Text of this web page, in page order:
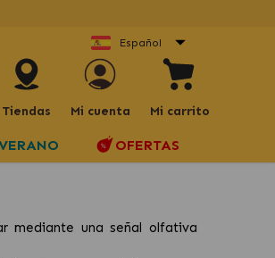
Español
Tiendas Mi cuenta Mi carrito
OFERTAS
mediante una señal olfativa